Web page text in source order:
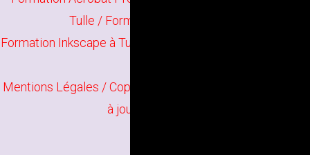
Tulle / Formation Scribus à Tulle
Formation Inkscape à Tulle
Mentions Légales / Copyright
à jour en juin 2026